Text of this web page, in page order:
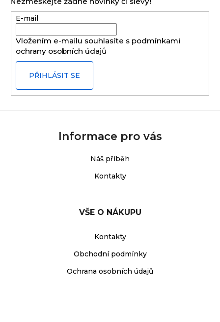
E-mail
Vložením e-mailu souhlasíte s podmínkami
ochrany osobních údajů
PŘIHLÁSIT SE
Informace pro vás
Náš příběh
Kontakty
VŠE O NÁKUPU
Kontakty
Obchodní podmínky
Ochrana osobních údajů